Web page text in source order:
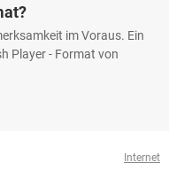
im Voraus. Ein
Player - Format von
Internet